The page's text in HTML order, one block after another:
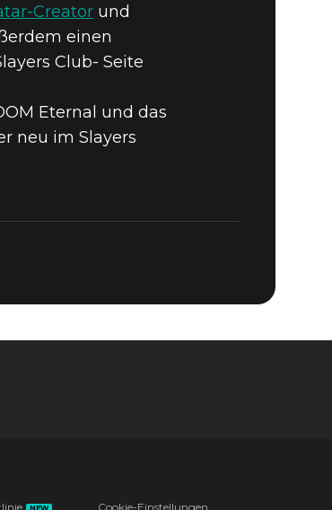
Creator und
einen
Club- Seite
Eternal und das
neu im Slayers
NEW Cookie-Einstellungen